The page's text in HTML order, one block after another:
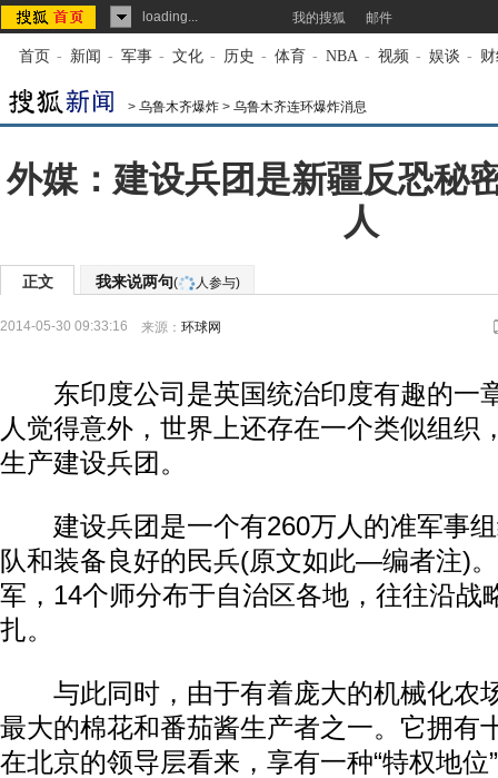
loading... 我的搜狐 邮件
首页 - 新闻 - 军事 - 文化 - 历史 - 体育 - NBA - 视频 - 娱谈 -
> 乌鲁木齐爆炸 > 乌鲁木齐连环爆炸消息
外媒：建设兵团是新疆反恐秘
人
正文 我来说两句( 人参与)
2014-05-30 09:33:16 来源： 环球网
东印度公司是英国统治印度有趣的一
人觉得意外，世界上还存在一个类似组织
生产建设兵团。
建设兵团是一个有260万人的准军事组
队和装备良好的民兵(原文如此—编者注)
军，14个师分布于自治区各地，往往沿战
扎。
与此同时，由于有着庞大的机械化农
最大的棉花和番茄酱生产者之一。它拥有
在北京的领导层看来，享有一种“特权地位